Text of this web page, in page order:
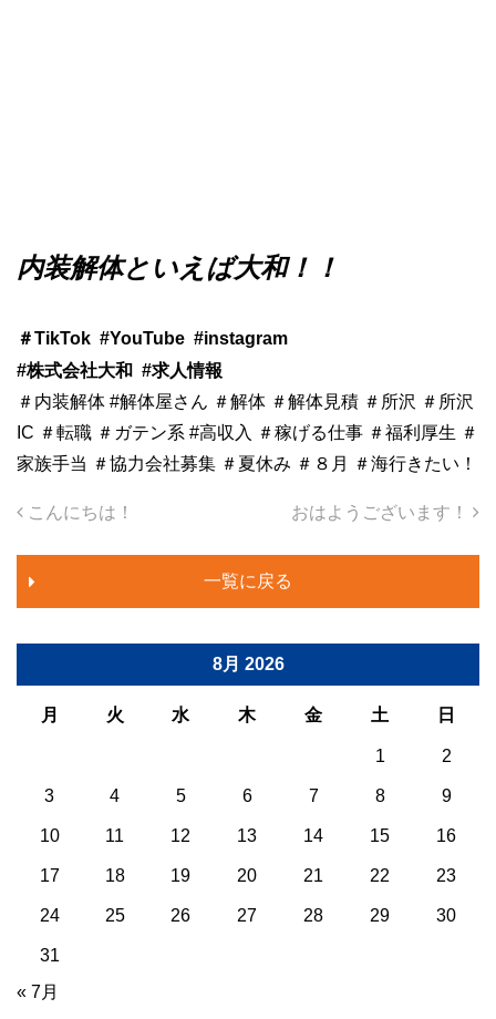
内装解体といえば大和！！
＃TikTok #YouTube #instagram
#株式会社大和 #求人情報
＃内装解体 #解体屋さん ＃解体 ＃解体見積 ＃所沢 ＃所沢
IC ＃転職 ＃ガテン系 #高収入 ＃稼げる仕事 ＃福利厚生 ＃
家族手当 ＃協力会社募集 ＃夏休み ＃８月 ＃海行きたい！
こんにちは！
おはようございます！
一覧に戻る
8月 2026
月 火 水 木 金 土 日
1 2
3 4 5 6 7 8 9
10 11 12 13 14 15 16
17 18 19 20 21 22 23
24 25 26 27 28 29 30
31
« 7月